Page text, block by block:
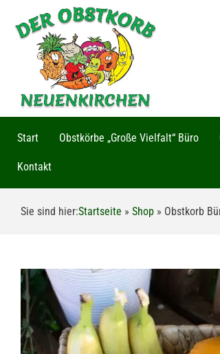
Start Obstkörbe „Große Vielfalt“ Büro
Kontakt
Sie sind hier:Startseite » Shop » Obstkorb